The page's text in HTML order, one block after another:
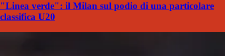
"Linea verde": il Milan sul podio di una particolare
classifica U20